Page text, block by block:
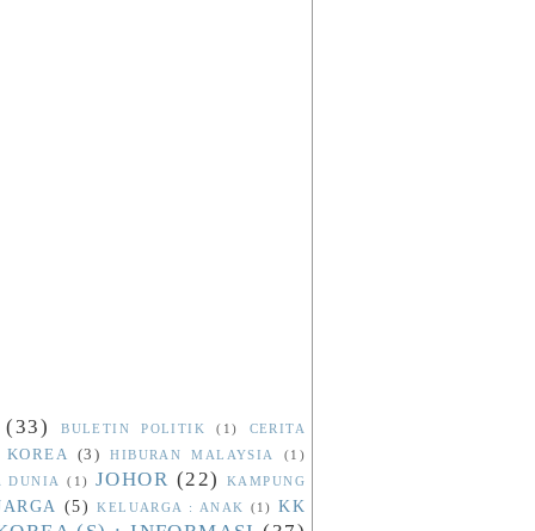
(33) BULETIN POLITIK (1)
CERITA
KOREA (3) HIBURAN MALAYSIA (1)
DUNIA (1) JOHOR (22)
KAMPUNG
(5) KELUARGA : ANAK (1)
KK